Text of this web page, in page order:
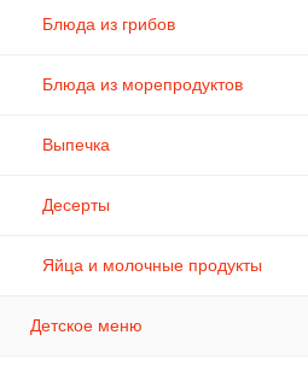
Блюда из грибов
Блюда из морепродуктов
Выпечка
Десерты
Яйца и молочные продукты
Детское меню